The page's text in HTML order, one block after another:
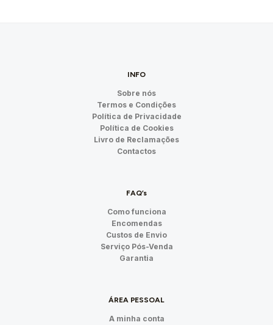
INFO
Sobre nós
Termos e Condições
Política de Privacidade
Política de Cookies
Livro de Reclamações
Contactos
FAQ’s
Como funciona
Encomendas
Custos de Envio
Serviço Pós-Venda
Garantia
ÁREA PESSOAL
A minha conta